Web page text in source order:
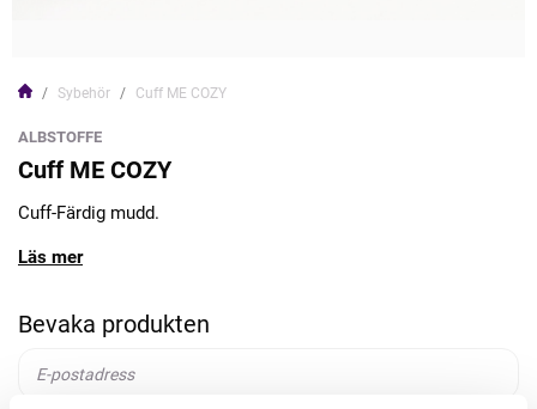
Sybehör Cuff ME COZY
ALBSTOFFE
Cuff ME COZY
Cuff-Färdig mudd.
Läs mer
Bevaka produkten